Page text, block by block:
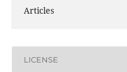
Articles
LICENSE